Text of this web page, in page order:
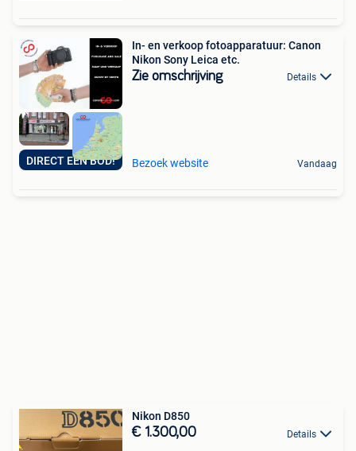
DIRECT EEN BOD!
In- en verkoop fotoapparatuur: Canon
Nikon Sony Leica etc.
Zie omschrijving Details
Bezoek website Vandaag
Nikon D850
€ 1.300,00 Details